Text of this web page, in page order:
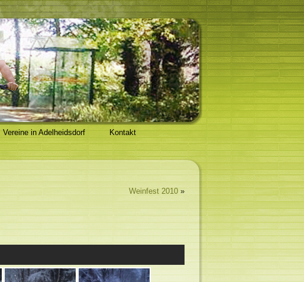
Vereine in Adelheidsdorf
Kontakt
Weinfest 2010 »